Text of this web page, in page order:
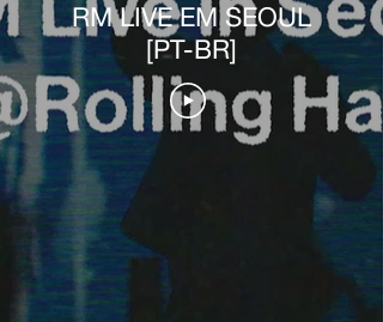
RM LIVE EM SEOUL
[PT-BR]